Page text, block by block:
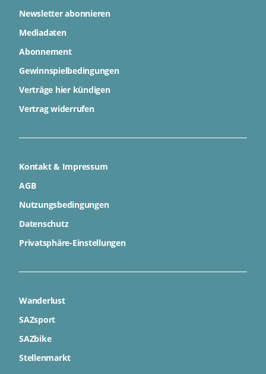
Newsletter abonnieren
Mediadaten
Abonnement
Gewinnspielbedingungen
Verträge hier kündigen
Vertrag widerrufen
Kontakt & Impressum
AGB
Nutzungsbedingungen
Datenschutz
Privatsphäre-Einstellungen
Wanderlust
SAZsport
SAZbike
Stellenmarkt